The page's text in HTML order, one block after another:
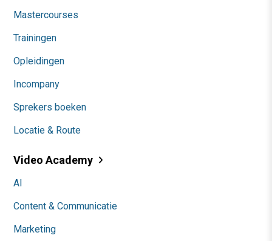
Mastercourses
Trainingen
Opleidingen
Incompany
Sprekers boeken
Locatie & Route
Video Academy
AI
Content & Communicatie
Marketing